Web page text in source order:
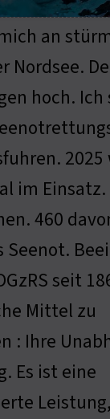
an
Nordsee.
hoch. Ich
2025
im
460
Seenot.
seit
Mittel zu
: Ihre
Es ist eine